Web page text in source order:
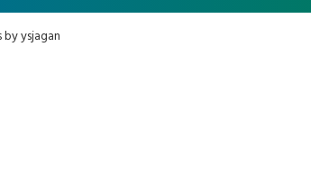
ysjagan